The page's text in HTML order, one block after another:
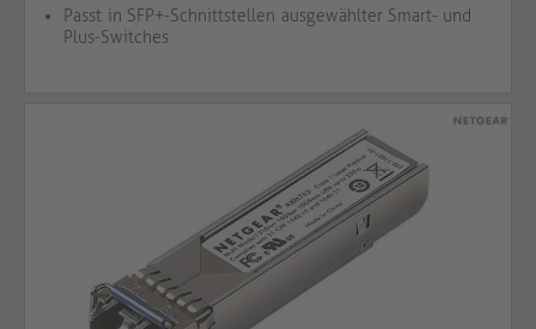
Passt in SFP+-Schnittstellen ausgewählter Smart- und
Plus-Switches